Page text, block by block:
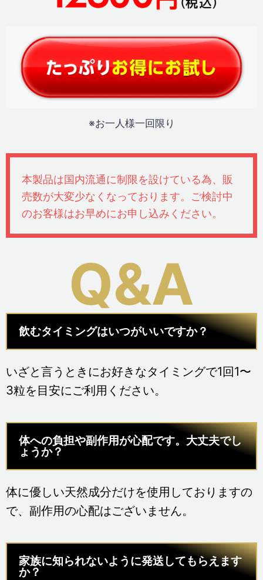
※お一人様一回限り
本製品は国内流通に制限を設けている為、販
売数が大変少なくなっております。ご検討中
のお客様はお早めにお申し込みください。
Q&A
飲むタイミングはいつがいいですか？
いざと言うときにお好きなタイミングで1回1〜
3粒を目安にご利用ください。
体への負担や副作用が心配です。大丈夫でし
ょうか？​
体に優しい天然成分だけを使用しておりますの
で、副作用の心配はございません。
家族に知られないように発送してもらえます
か？